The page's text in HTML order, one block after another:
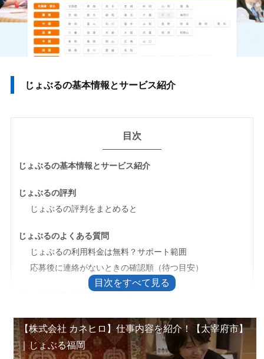
じょぶるの基本情報とサービス紹介
目次
じょぶるの基本情報とサービス紹介
じょぶるの評判
じょぶるの評判をまとめると
じょぶるのよくある質問
じょぶるの利用料金は無料？サポート範囲
応募後に連絡がないときの確認順（待つ目安）
もってけ！転職エージェント
執筆者・監修者のmotoについて
【株式会社 カネヒロ】仕事内容を紹介！【太宰府市】
｜じょぶる福岡